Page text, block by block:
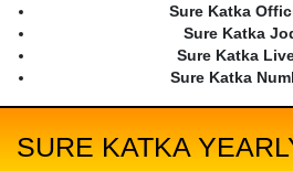
Sure Katka
Sure Katka
Sure Katka
Sure Katka
SURE KATKA